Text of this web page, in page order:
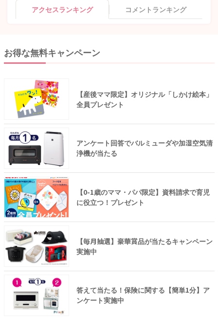
アクセスランキング コメントランキング
お得な無料キャンペーン
【産後ママ限定】オリジナル「しかけ絵本」
全員プレゼント
アンケート回答でバルミューダや加湿空気清
浄機が当たる
【0-1歳のママ・パパ限定】資料請求で育児
に役立つ！プレゼント
【毎月抽選】豪華賞品が当たるキャンペーン
実施中
答えて当たる！保険に関する【簡単1分】ア
ンケート実施中